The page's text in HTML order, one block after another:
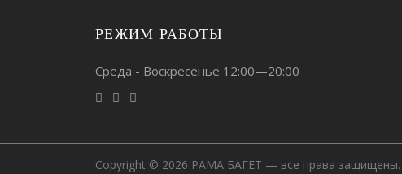
РЕЖИМ РАБОТЫ
Среда - Воскресенье 12:00—20:00
Copyright © 2026 РАМА БАГЕТ — все права защищены.